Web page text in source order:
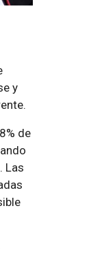
y
de
Las